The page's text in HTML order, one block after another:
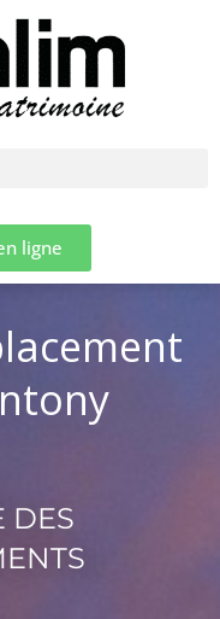
ligne
DES